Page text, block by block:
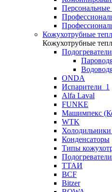
Персональные
Кожухотрубные
Кожухотрубные
Подогреватели
ONDA
Испарители_1
Alfa Laval
FUNKE
Машимпекс
WTK
Конденсаторы
Типы
ТТАИ
BCF
Bitzer